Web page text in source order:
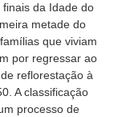
da Idade do
metade do
que viviam
por regressar ao
reflorestação à
A classificação
processo de